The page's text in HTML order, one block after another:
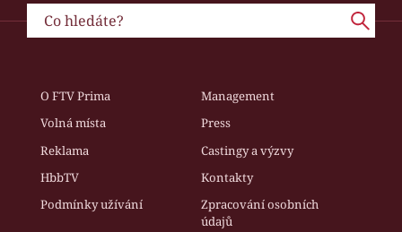
O FTV Prima
Management
Volná místa
Press
Reklama
Castingy a výzvy
HbbTV
Kontakty
Podmínky užívání
Zpracování osobních
údajů